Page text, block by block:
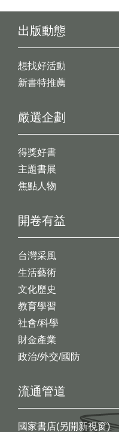
出版動態
想找好活動
新書特推薦
開卷有益
台灣采風
生活藝術
文化歷史
教育學習
社會/科學
財金產業
政治/外交/國防
嚴選企劃
得獎好書
主題書展
焦點人物
流通管道
國家書店(另開新視窗)